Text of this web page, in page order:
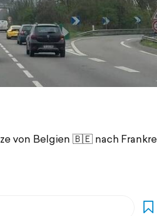
von Belgien 🇧🇪 nach